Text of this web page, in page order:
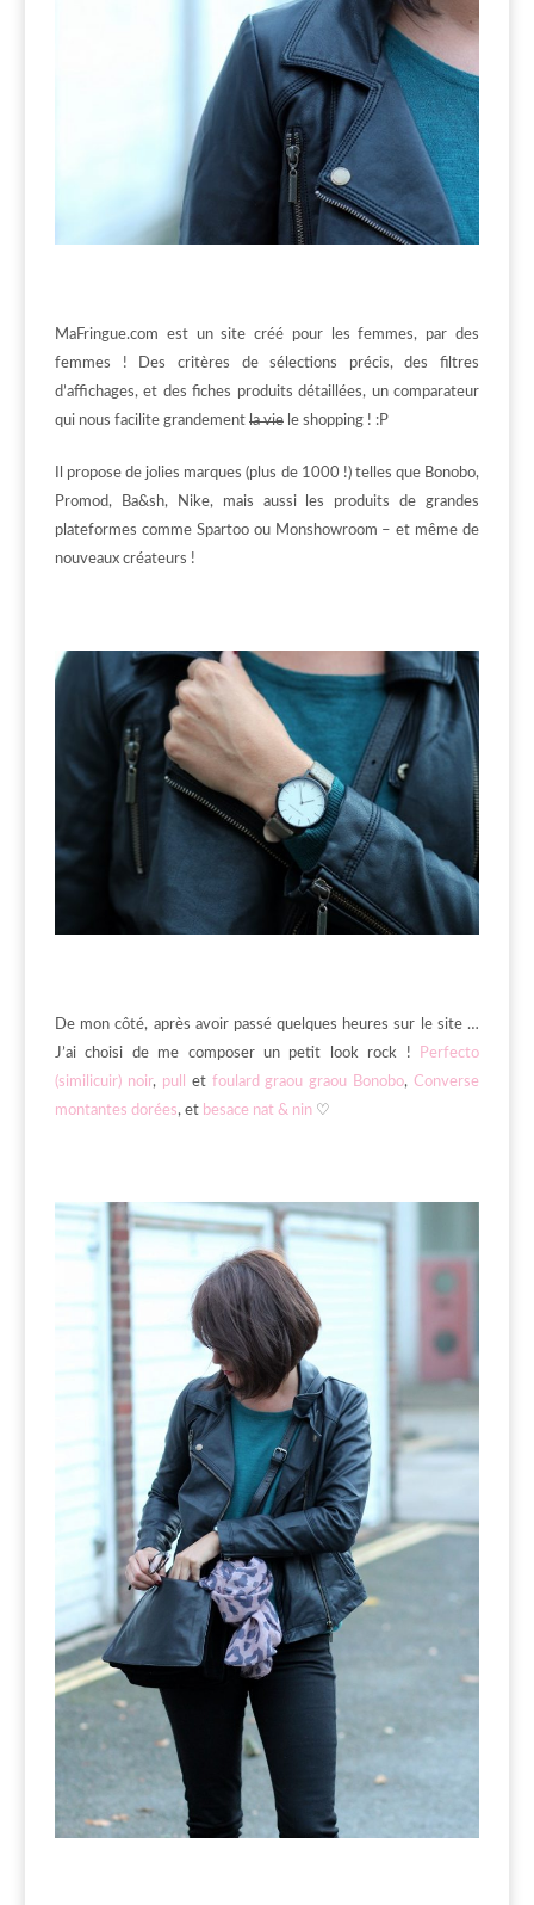
MaFringue.com est un site créé pour les femmes, par des
femmes ! Des critères de sélections précis, des filtres
d’affichages, et des fiches produits détaillées, un comparateur
qui nous facilite grandement la vie le shopping ! :P
Il propose de jolies marques (plus de 1000 !) telles que Bonobo,
Promod, Ba&sh, Nike, mais aussi les produits de grandes
plateformes comme Spartoo ou Monshowroom – et même de
nouveaux créateurs !
De mon côté, après avoir passé quelques heures sur le site …
J’ai choisi de me composer un petit look rock !
Perfecto
(similicuir) noir, pull et foulard graou graou Bonobo, Converse
montantes dorées, et besace nat & nin ♡